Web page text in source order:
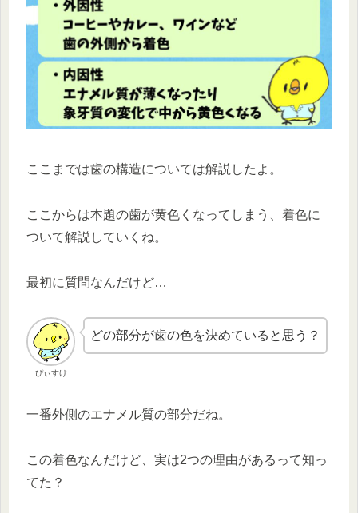
ここまでは歯の構造については解説したよ。
ここからは本題の歯が黄色くなってしまう、着色に
ついて解説していくね。
最初に質問なんだけど…
ぴぃすけ
どの部分が歯の色を決めていると思う？
一番外側のエナメル質の部分だね。
この着色なんだけど、実は2つの理由があるって知っ
てた？